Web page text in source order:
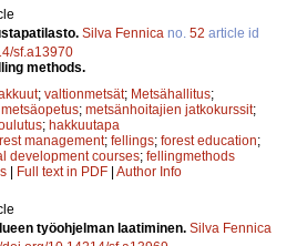
Silva Fennica no. 52 article id
sf.a13970
methods.
; valtionmetsät; Metsähallitus;
metsäopetus; metsänhoitajien jatkokurssit;
; hakkuutapa
management; fellings; forest education;
development courses; fellingmethods
| Full text in PDF | Author Info
työohjelman laatiminen. Silva Fennica